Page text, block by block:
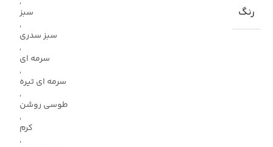
رنگ
سبز
,
سبز سدری
,
سرمه ای
,
سرمه ای تیره
,
طوسی روشن
,
کرم
,